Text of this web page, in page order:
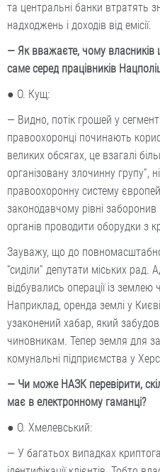
та центральні банки втратять
надходжень і доходів від емісії.
— Як вважаєте, чому
саме серед працівників
● О. Кущ:
— Видно, потік грошей у
правоохоронці починають
великих обсягах, це взагалі
організовану злочинну групу”,
правоохоронну систему
законодавчому рівні
органів проводити оборудки з
Зауважу, що до
“сиділи” депутати міських
відбувались операції із
Наприклад, оренда землі у
узаконений хабар, який
чиновникам. Тепер земля для
комунальні підприємства у
— Чи може НАЗК перевірити,
має в електронному гаманці?
● О. Хмелевський:
— У багатьох випадках